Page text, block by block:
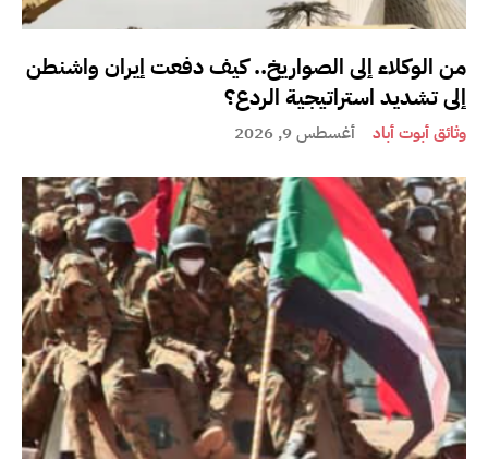
من الوكلاء إلى الصواريخ.. كيف دفعت إيران واشنطن
إلى تشديد استراتيجية الردع؟
وثائق أبوت أباد أغسطس 9, 2026